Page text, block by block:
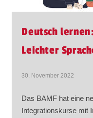
Deutsch
Leichter
30. November 2022
Das BAMF hat eine
Integrationskurse mit